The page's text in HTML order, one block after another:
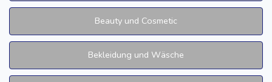
Beauty und Cosmetic
Bekleidung und Wäsche